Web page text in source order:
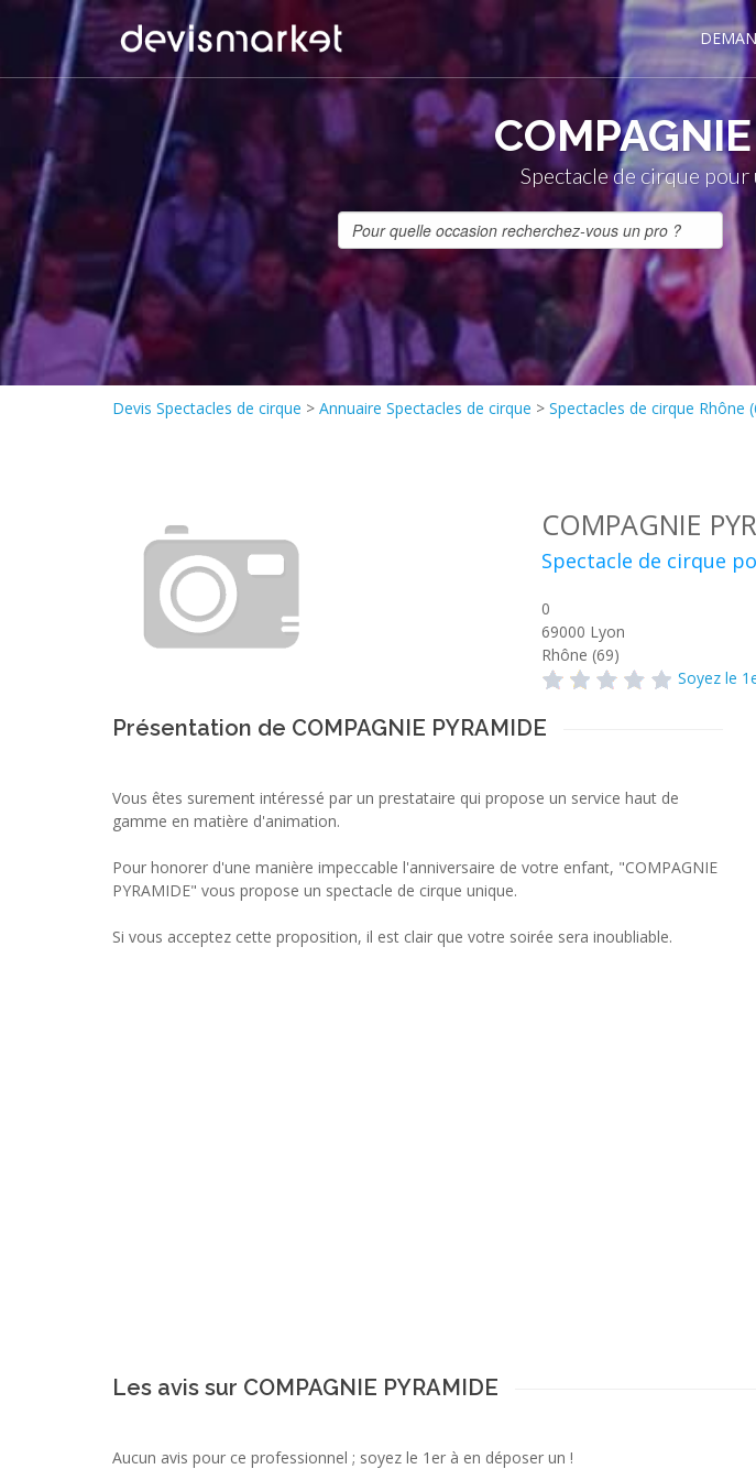
Spectacle de cirque
Devis Spectacles de cirque > Annuaire Spectacles de cirque > Spectacles de cirque Rhône
COMPAGNIE
Spectacle de cirque
0
69000 Lyon
Rhône (69)
Soyez le
Présentation de COMPAGNIE PYRAMIDE
Vous êtes surement intéressé par un prestataire qui propose un service haut de
gamme en matière d'animation.
Pour honorer d'une manière impeccable l'anniversaire de votre enfant, "COMPAGNIE
PYRAMIDE" vous propose un spectacle de cirque unique.
Si vous acceptez cette proposition, il est clair que votre soirée sera inoubliable.
Les avis sur COMPAGNIE PYRAMIDE
Aucun avis pour ce professionnel ; soyez le 1er à en déposer un !